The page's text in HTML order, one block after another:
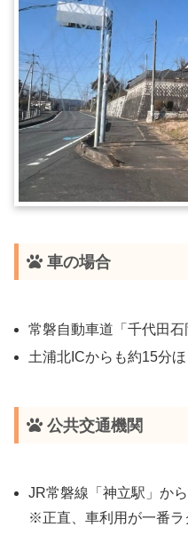
車の場合
常磐自動車道「千代田
土浦北ICからも約15分
公共交通機関
JR常磐線「神立駅」か
※正直、車利用が一番ラ